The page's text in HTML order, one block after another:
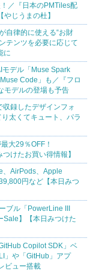
／『日本のPMTiles配
じうまの杜】
自律的に使える“お財
テンツを必要に応じて
に
モデル「Muse Spark
Code」も／『フロ
モデルの登場も予告
収録したデザインフォ
太くてキュート、パラ
大29％OFF！
けたお買い得情報】
、AirPods、Apple
円など【本日みつ
ブル「PowerLine III
Sale】【本日みつけた
Copilot SDK」ベ
」や「GitHub」アプ
ビュー搭載